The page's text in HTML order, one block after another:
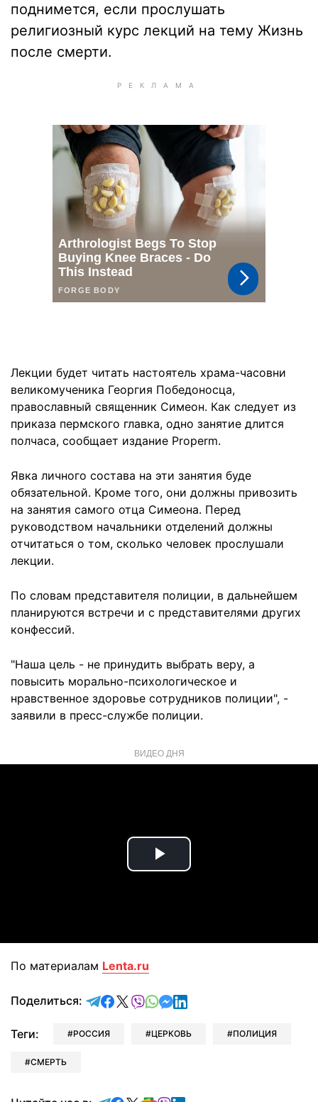
поднимется, если прослушать
религиозный курс лекций на тему Жизнь
после смерти.
Лекции будет читать настоятель храма-часовни
великомученика Георгия Победоносца,
православный священник Симеон. Как следует из
приказа пермского главка, одно занятие длится
полчаса, сообщает издание Properm.
Явка личного состава на эти занятия буде
обязательной. Кроме того, они должны привозить
на занятия самого отца Симеона. Перед
руководством начальники отделений должны
отчитаться о том, сколько человек прослушали
лекции.
По словам представителя полиции, в дальнейшем
планируются встречи и с представителями других
конфессий.
"Наша цель - не принудить выбрать веру, а
повысить морально-психологическое и
нравственное здоровье сотрудников полиции", -
заявили в пресс-службе полиции.
ВИДЕО ДНЯ
Play
По материалам Lenta.ru
Поделиться: отправить в Telegram
поделиться в Facebook
поделиться в X
отправить в Viber
отправить в Whatsapp
отправить в Messenger
отправить в LinkedIn
Теги: РОССИЯ ЦЕРКОВЬ ПОЛИЦИЯ
СМЕРТЬ